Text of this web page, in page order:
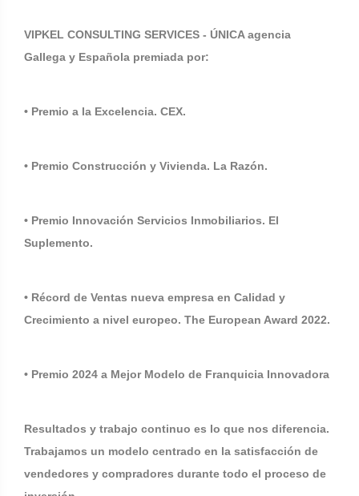
VIPKEL CONSULTING SERVICES - ÚNICA agencia
Gallega y Española premiada por:
• Premio a la Excelencia. CEX.
• Premio Construcción y Vivienda. La Razón.
• Premio Innovación Servicios Inmobiliarios. El
Suplemento.
• Récord de Ventas nueva empresa en Calidad y
Crecimiento a nivel europeo. The European Award 2022.
• Premio 2024 a Mejor Modelo de Franquicia Innovadora
Resultados y trabajo continuo es lo que nos diferencia.
Trabajamos un modelo centrado en la satisfacción de
vendedores y compradores durante todo el proceso de